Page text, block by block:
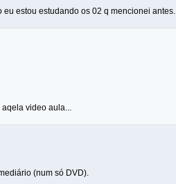
estou estudando os 02 q mencionei antes.
video aula...
(num só DVD).